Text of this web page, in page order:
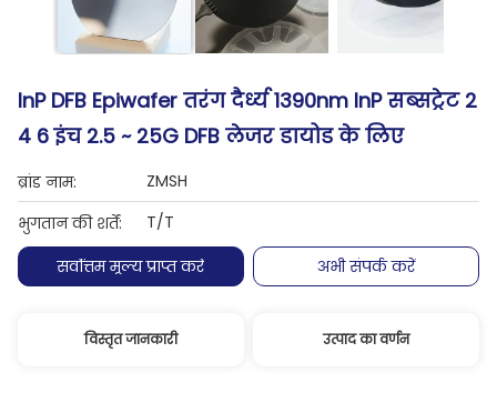
InP DFB Epiwafer तरंग दैर्ध्य 1390nm InP सब्सट्रेट 2
4 6 इंच 2.5 ~ 25G DFB लेजर डायोड के लिए
ब्रांड नाम:
ZMSH
भुगतान की शर्तें:
T/T
सर्वोत्तम मूल्य प्राप्त करें
अभी संपर्क करें
विस्तृत जानकारी उत्पाद का वर्णन